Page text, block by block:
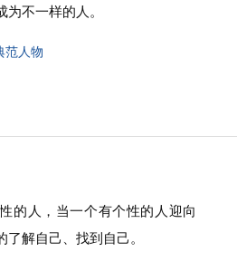
不一样的人。
范人物
的人，当一个有个性的人迎向
解自己、找到自己。